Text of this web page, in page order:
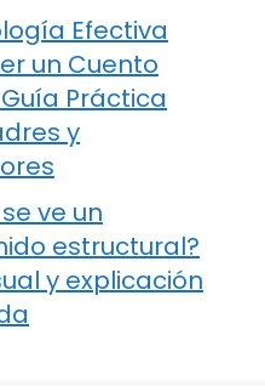
Efectiva
un Cuento
Práctica
y
ve un
estructural?
y explicación